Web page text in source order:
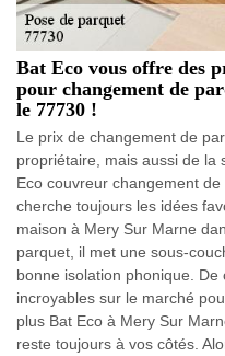
Bat Eco vous offre des
pour changement de
le 77730 !
Le prix de changement de
propriétaire, mais aussi de la
Eco couvreur changement
cherche toujours les idées
maison à Mery Sur Marne
parquet, il met une sous-
bonne isolation phonique.
incroyables sur le marché
plus Bat Eco à Mery Sur
reste toujours à vos côtés.